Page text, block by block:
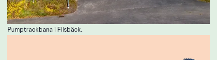
Pumptrackbana i Filsbäck.